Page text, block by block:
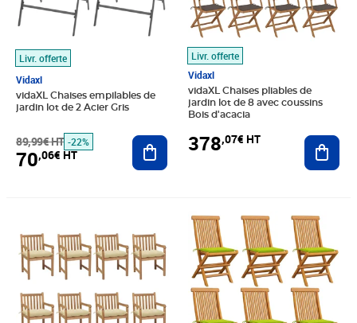
Livr. offerte
Vidaxl
vidaXL Chaises empilables de
jardin lot de 2 Acier Gris
89,99€ HT -22%
70,06€ HT
Ajouter au panier
Livr. offerte
Vidaxl
vidaXL Chaises pliables de
jardin lot de 8 avec coussins
Bois d'acacia
378,07€ HT
Prix 322,41€ HT